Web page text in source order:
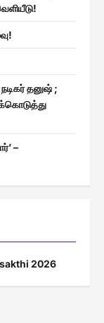
தனுஷ் ;
–
2026